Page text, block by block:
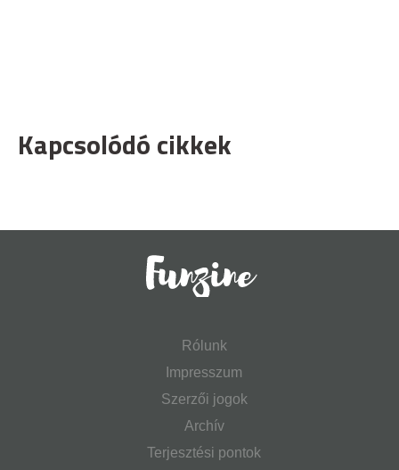
Kapcsolódó cikkek
Rólunk
Impresszum
Szerzői jogok
Archív
Terjesztési pontok